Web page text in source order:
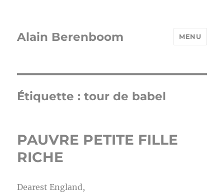
Alain Berenboom MENU
Étiquette :tour de babel
PAUVRE PETITE FILLE
RICHE
Dearest England,